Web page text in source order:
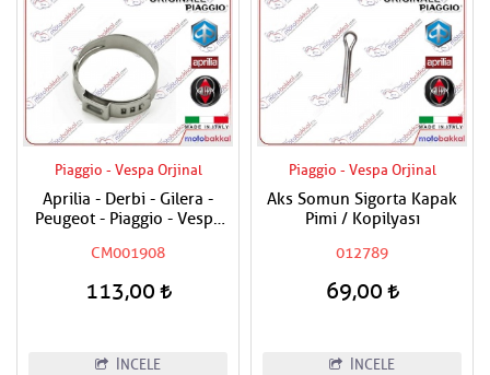
Piaggio - Vespa Orjinal
Aprilia - Derbi - Gilera -
Peugeot - Piaggio - Vespa
Kelepçesi
CM001908
113,00
İNCELE
Piaggio - Vespa Orjinal
Aks Somun Sigorta Kapak
Pimi / Kopilyası
012789
69,00
İNCELE